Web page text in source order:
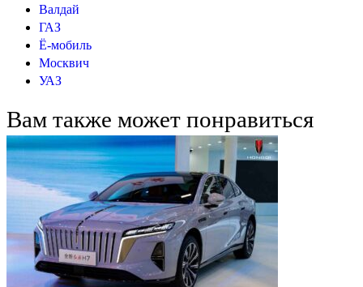
Валдай
ГАЗ
Ё-мобиль
Москвич
УАЗ
Вам также может понравиться